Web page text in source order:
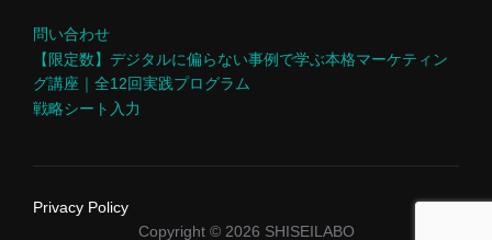
問い合わせ
【限定数】デジタルに偏らない事例で学ぶ本格マーケティン
グ講座｜全12回実践プログラム
戦略シート入力
Privacy Policy
Copyright © 2026 SHISEILABO